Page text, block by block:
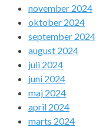
november 2024
oktober 2024
september 2024
august 2024
juli 2024
juni 2024
maj 2024
april 2024
marts 2024